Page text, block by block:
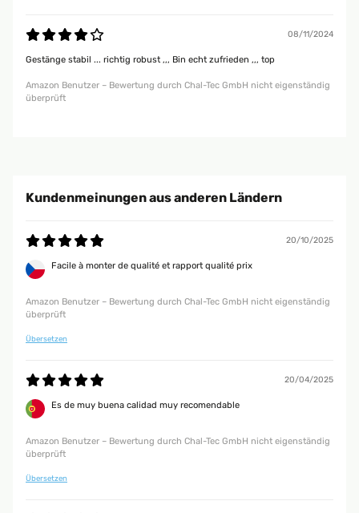
08/11/2024
Gestänge stabil ... richtig robust ,,, Bin echt zufrieden ,,, top
Amazon Benutzer – Bewertung durch Chal-Tec GmbH nicht eigenständig
überprüft
Kundenmeinungen aus anderen Ländern
20/10/2025
Facile à monter de qualité et rapport qualité prix
Amazon Benutzer – Bewertung durch Chal-Tec GmbH nicht eigenständig
überprüft
Übersetzen
20/04/2025
Es de muy buena calidad muy recomendable
Amazon Benutzer – Bewertung durch Chal-Tec GmbH nicht eigenständig
überprüft
Übersetzen